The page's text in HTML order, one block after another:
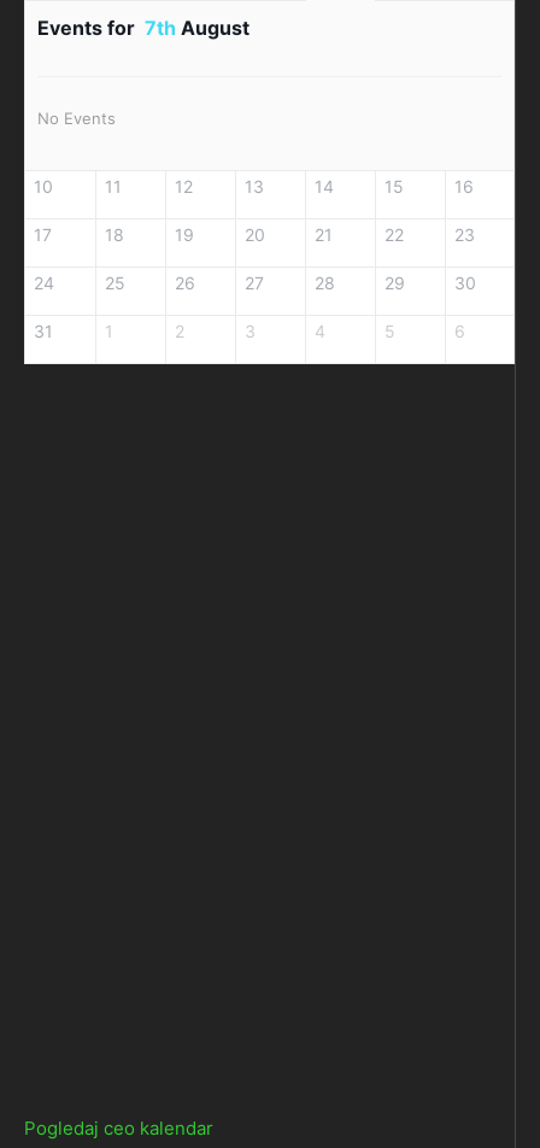
Events for 7th August
No Events
10 11 12 13 14 15 16
17 18 19 20 21 22 23
24 25 26 27 28 29 30
31 1 2 3 4 5 6
Pogledaj ceo kalendar